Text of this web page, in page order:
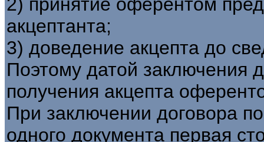
акцептанта;
3) доведение акцепта до
Поэтому датой заключения
получения акцепта
При заключении договора
одного документа первая